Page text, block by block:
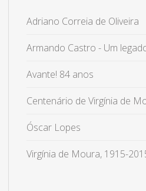
Adriano Correia de Oliveira
Armando Castro - Um
Avante! 84 anos
Centenário de Virgínia de
Óscar Lopes
Virgínia de Moura, 1915-